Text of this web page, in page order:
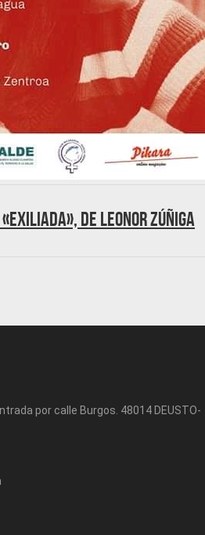
de Leonor Zúñiga
por calle Burgos. 48014 DEUSTO-